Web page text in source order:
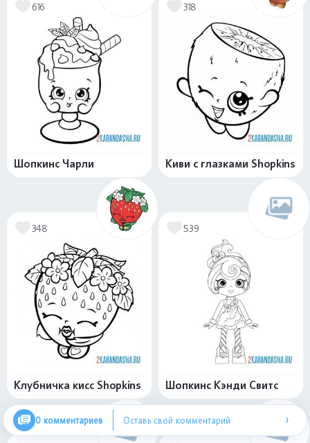
616
Шопкинс Чарли
318
Киви с глазками Shopkins
348
Клубничка кисс Shopkins
539
Шопкинс Кэнди Свитс
0 комментариев Оставь свой комментарий ›